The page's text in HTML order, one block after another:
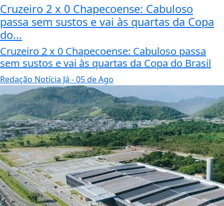
Cruzeiro 2 x 0 Chapecoense: Cabuloso
passa sem sustos e vai às quartas da Copa
do...
Cruzeiro 2 x 0 Chapecoense: Cabuloso passa
sem sustos e vai às quartas da Copa do Brasil
Redação Notícia Já - 05 de Ago